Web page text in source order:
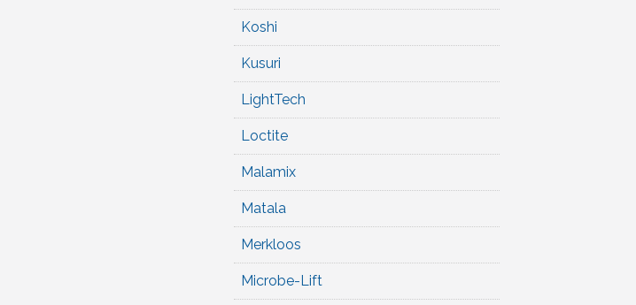
Koshi
Kusuri
LightTech
Loctite
Malamix
Matala
Merkloos
Microbe-Lift